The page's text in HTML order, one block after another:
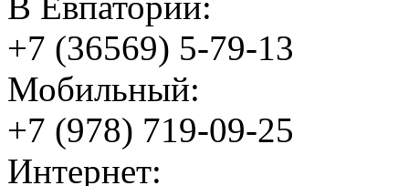
+7 (36569) 5-79-13
Мобильный:
+7 (978) 719-09-25
Интернет: